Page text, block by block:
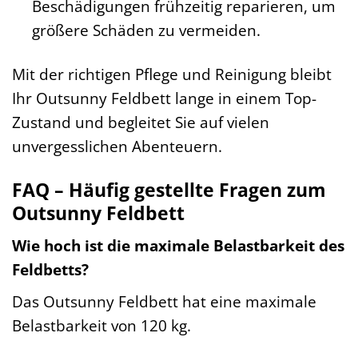
Beschädigungen frühzeitig reparieren, um
größere Schäden zu vermeiden.
Mit der richtigen Pflege und Reinigung bleibt
Ihr Outsunny Feldbett lange in einem Top-
Zustand und begleitet Sie auf vielen
unvergesslichen Abenteuern.
FAQ – Häufig gestellte Fragen zum
Outsunny Feldbett
Wie hoch ist die maximale Belastbarkeit des
Feldbetts?
Das Outsunny Feldbett hat eine maximale
Belastbarkeit von 120 kg.